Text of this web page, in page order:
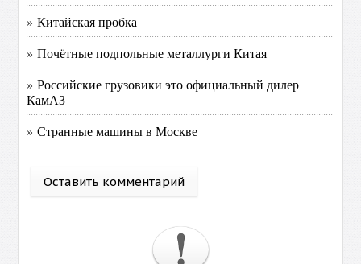
» Китайская пробка
» Почётные подпольные металлурги Китая
» Российские грузовики это официальный дилер
КамАЗ
» Странные машины в Москве
Оставить комментарий